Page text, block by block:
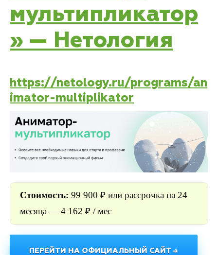
мультипликатор
» — Нетология
https://netology.ru/programs/an
imator-multiplikator
Стоимость: 99 900 ₽ или рассрочка на 24
месяца — 4 162 ₽ / мес
ПЕРЕЙТИ НА ОФИЦИАЛЬНЫЙ САЙТ →